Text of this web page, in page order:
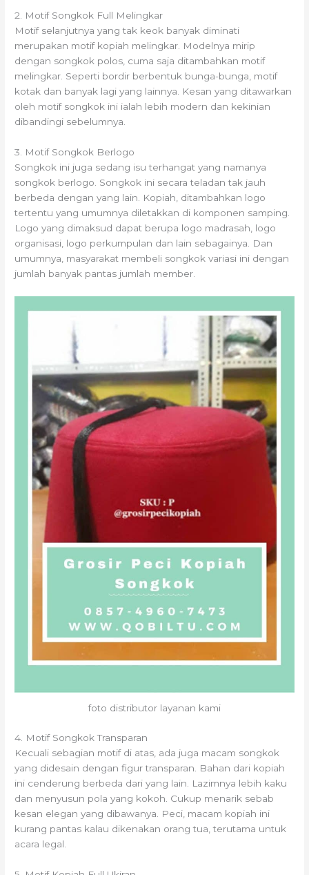
2. Motif Songkok Full Melingkar
Motif selanjutnya yang tak keok banyak diminati
merupakan motif kopiah melingkar. Modelnya mirip
dengan songkok polos, cuma saja ditambahkan motif
melingkar. Seperti bordir berbentuk bunga-bunga, motif
kotak dan banyak lagi yang lainnya. Kesan yang ditawarkan
oleh motif songkok ini ialah lebih modern dan kekinian
dibandingi sebelumnya.
3. Motif Songkok Berlogo
Songkok ini juga sedang isu terhangat yang namanya
songkok berlogo. Songkok ini secara teladan tak jauh
berbeda dengan yang lain. Kopiah, ditambahkan logo
tertentu yang umumnya diletakkan di komponen samping.
Logo yang dimaksud dapat berupa logo madrasah, logo
organisasi, logo perkumpulan dan lain sebagainya. Dan
umumnya, masyarakat membeli songkok variasi ini dengan
jumlah banyak pantas jumlah member.
foto distributor layanan kami
4. Motif Songkok Transparan
Kecuali sebagian motif di atas, ada juga macam songkok
yang didesain dengan figur transparan. Bahan dari kopiah
ini cenderung berbeda dari yang lain. Lazimnya lebih kaku
dan menyusun pola yang kokoh. Cukup menarik sebab
kesan elegan yang dibawanya. Peci, macam kopiah ini
kurang pantas kalau dikenakan orang tua, terutama untuk
acara legal.